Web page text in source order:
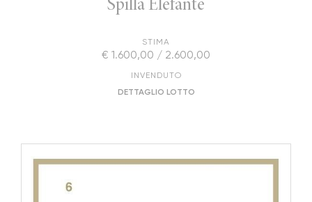
STIMA
€ 1.600,00 / 2.600,00
INVENDUTO
DETTAGLIO LOTTO